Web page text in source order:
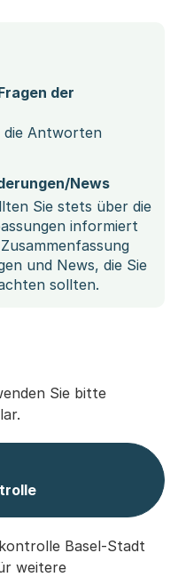
der
die Antworten
News
Sie stets über die
informiert
und News, die Sie
sollten.
Sie bitte
Basel-Stadt
weitere